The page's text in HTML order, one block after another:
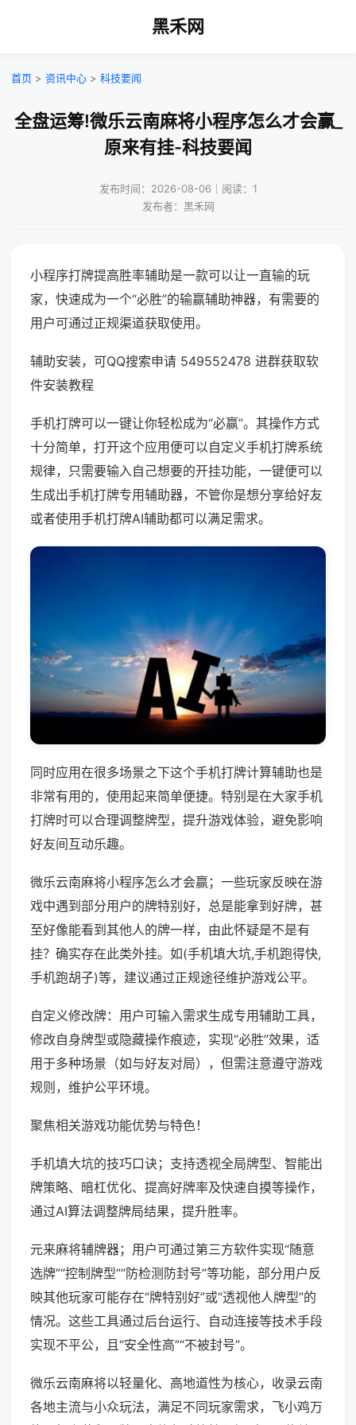
黑禾网
首页 > 资讯中心 > 科技要闻
全盘运筹!微乐云南麻将小程序怎么才会赢_
原来有挂-科技要闻
发布时间：2026-08-06｜阅读：1
发布者：黑禾网
小程序打牌提高胜率辅助是一款可以让一直输的玩
家，快速成为一个“必胜”的输赢辅助神器，有需要的
用户可通过正规渠道获取使用。
辅助安装，可QQ搜索申请 549552478 进群获取软
件安装教程
手机打牌可以一键让你轻松成为“必赢”。其操作方式
十分简单，打开这个应用便可以自定义手机打牌系统
规律，只需要输入自己想要的开挂功能，一键便可以
生成出手机打牌专用辅助器，不管你是想分享给好友
或者使用手机打牌AI辅助都可以满足需求。
同时应用在很多场景之下这个手机打牌计算辅助也是
非常有用的，使用起来简单便捷。特别是在大家手机
打牌时可以合理调整牌型，提升游戏体验，避免影响
好友间互动乐趣。
微乐云南麻将小程序怎么才会赢；一些玩家反映在游
戏中遇到部分用户的牌特别好，总是能拿到好牌，甚
至好像能看到其他人的牌一样，由此怀疑是不是有
挂？确实存在此类外挂。如(手机填大坑,手机跑得快,
手机跑胡子)等，建议通过正规途径维护游戏公平。
自定义修改牌：用户可输入需求生成专用辅助工具，
修改自身牌型或隐藏操作痕迹，实现“必胜”效果，适
用于多种场景（如与好友对局），但需注意遵守游戏
规则，维护公平环境。
聚焦相关游戏功能优势与特色！
手机填大坑的技巧口诀；支持透视全局牌型、智能出
牌策略、暗杠优化、提高好牌率及快速自摸等操作，
通过AI算法调整牌局结果，提升胜率。
元来麻将辅牌器；用户可通过第三方软件实现“随意
选牌”“控制牌型”“防检测防封号”等功能，部分用户反
映其他玩家可能存在“牌特别好”或“透视他人牌型”的
情况。这些工具通过后台运行、自动连接等技术手段
实现不平公，且“安全性高”“不被封号”。
微乐云南麻将以轻量化、高地道性为核心，收录云南
各地主流与小众玩法，满足不同玩家需求，飞小鸡万